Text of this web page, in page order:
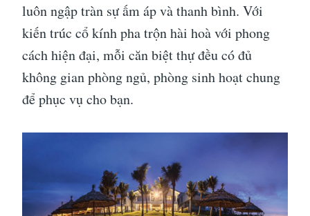
luôn ngập tràn sự ấm áp và thanh bình. Với
kiến trúc cổ kính pha trộn hài hoà với phong
cách hiện đại, mỗi căn biệt thự đều có đủ
không gian phòng ngủ, phòng sinh hoạt chung
để phục vụ cho bạn.